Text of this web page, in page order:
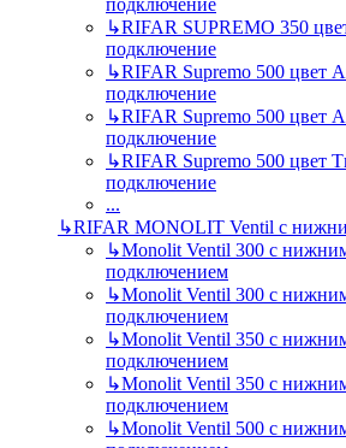
↳RIFAR SUPREMO 350
подключение
↳RIFAR Supremo 500 цвет
подключение
↳RIFAR Supremo 500 цвет
подключение
↳RIFAR Supremo 500 цвет
подключение
...
↳RIFAR MONOLIT Ventil с
↳Monolit Ventil 300 с
подключением
↳Monolit Ventil 300 с
подключением
↳Monolit Ventil 350 с
подключением
↳Monolit Ventil 350 с
подключением
↳Monolit Ventil 500 с